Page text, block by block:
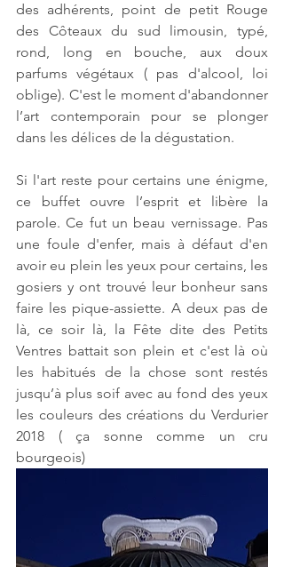
des adhérents, point de petit Rouge
des Côteaux du sud limousin, typé,
rond, long en bouche, aux doux
parfums végétaux ( pas d'alcool, loi
oblige). C'est le moment d'abandonner
l’art contemporain pour se plonger
dans les délices de la dégustation.
Si l'art reste pour certains une énigme,
ce buffet ouvre l’esprit et libère la
parole. Ce fut un beau vernissage. Pas
une foule d'enfer, mais à défaut d'en
avoir eu plein les yeux pour certains, les
gosiers y ont trouvé leur bonheur sans
faire les pique-assiette. A deux pas de
là, ce soir là, la Fête dite des Petits
Ventres battait son plein et c'est là où
les habitués de la chose sont restés
jusqu’à plus soif avec au fond des yeux
les couleurs des créations du Verdurier
2018 ( ça sonne comme un cru
bourgeois)